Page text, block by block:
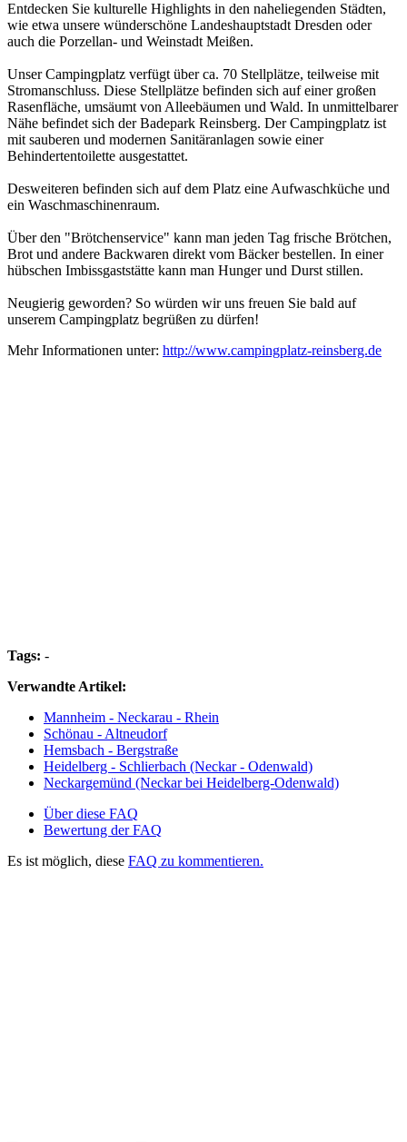
Entdecken Sie kulturelle Highlights in den naheliegenden Städten,
wie etwa unsere wünderschöne Landeshauptstadt Dresden oder
auch die Porzellan- und Weinstadt Meißen.
Unser Campingplatz verfügt über ca. 70 Stellplätze, teilweise mit
Stromanschluss. Diese Stellplätze befinden sich auf einer großen
Rasenfläche, umsäumt von Alleebäumen und Wald. In unmittelbarer
Nähe befindet sich der Badepark Reinsberg. Der Campingplatz ist
mit sauberen und modernen Sanitäranlagen sowie einer
Behindertentoilette ausgestattet.
Desweiteren befinden sich auf dem Platz eine Aufwaschküche und
ein Waschmaschinenraum.
Über den "Brötchenservice" kann man jeden Tag frische Brötchen,
Brot und andere Backwaren direkt vom Bäcker bestellen. In einer
hübschen Imbissgaststätte kann man Hunger und Durst stillen.
Neugierig geworden? So würden wir uns freuen Sie bald auf
unserem Campingplatz begrüßen zu dürfen!
Mehr Informationen unter: http://www.campingplatz-reinsberg.de
Tags: -
Verwandte Artikel:
Mannheim - Neckarau - Rhein
Schönau - Altneudorf
Hemsbach - Bergstraße
Heidelberg - Schlierbach (Neckar - Odenwald)
Neckargemünd (Neckar bei Heidelberg-Odenwald)
Über diese FAQ
Bewertung der FAQ
Es ist möglich, diese FAQ zu kommentieren.